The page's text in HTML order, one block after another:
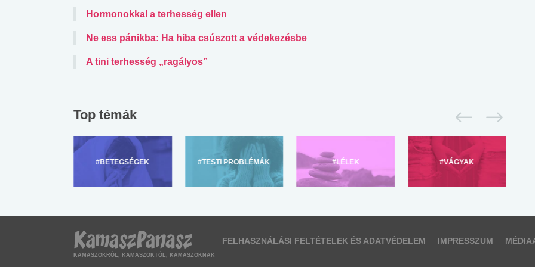
Hormonokkal a terhesség ellen
Ne ess pánikba: Ha hiba csúszott a védekezésbe
A tini terhesség „ragályos”
Top témák
#BETEGSÉGEK #TESTI PROBLÉMÁK #LÉLEK #VÁGYAK
KAMASZOKRÓL, KAMASZOKTÓL, KAMASZOKNAK
FELHASZNÁLÁSI FELTÉTELEK ÉS ADATVÉDELEM IMPRESSZUM